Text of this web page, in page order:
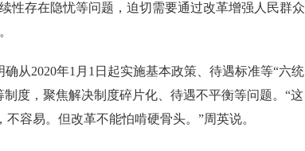
性存在隐忧等问题，迫切需要通过改革增强人民群众
从2020年1月1日起实施基本政策、待遇标准等“六统
度，聚焦解决制度碎片化、待遇不平衡等问题。“这
容易。但改革不能怕啃硬骨头。”周英说。